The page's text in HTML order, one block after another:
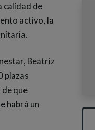
calidad de
activo, la
Beatriz
plazas
que
habrá un